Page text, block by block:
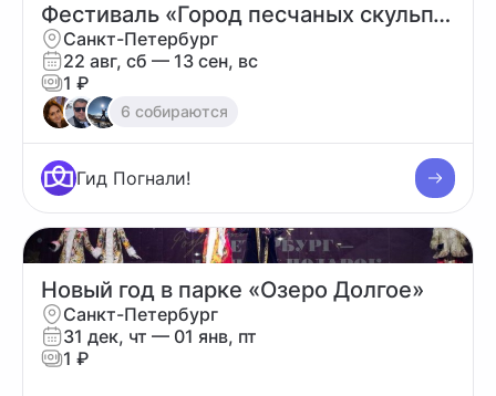
Фестиваль «Город песчаных скульптур» 2026
Санкт-Петербург
22 авг, сб — 13 сен, вс
1 ₽
6 собираются
Гид Погнали!
Новый год в парке «Озеро Долгое»
Санкт-Петербург
31 дек, чт — 01 янв, пт
1 ₽